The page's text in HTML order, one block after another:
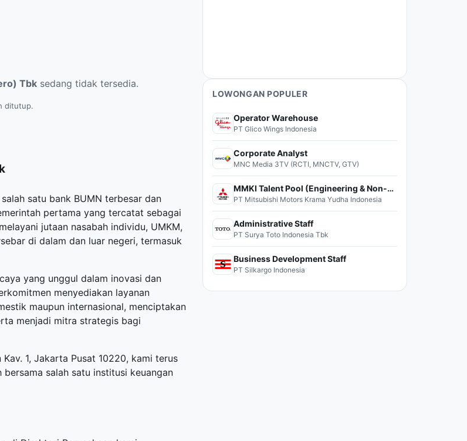
Tbksedang tidak tersedia.
ditutup.
satu bank BUMN terbesar dan
pertama yang tercatat sebagai
jutaan nasabah individu, UMKM,
di dalam dan luar negeri, termasuk
yang unggul dalam inovasi dan
menyediakan layanan
maupun internasional, menciptakan
menjadi mitra strategis bagi
1, Jakarta Pusat 10220, kami terus
salah satu institusi keuangan
LOWONGAN POPULER
Operator Warehouse
PT Glico Wings Indonesia
Corporate Analyst
MNC Media 3TV (RCTI, MNCTV, GTV)
MMKI Talent Pool (Engineering & Non-Engineering)
PT Mitsubishi Motors Krama Yudha Indonesia
Administrative Staff
PT Surya Toto Indonesia Tbk
Business Development Staff
PT Silkargo Indonesia